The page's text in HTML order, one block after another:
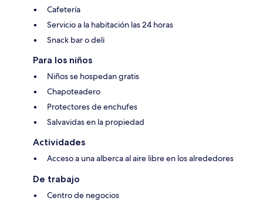
Cafetería
Servicio a la habitación las 24 horas
Snack bar o deli
Para los niños
Niños se hospedan gratis
Chapoteadero
Protectores de enchufes
Salvavidas en la propiedad
Actividades
Acceso a una alberca al aire libre en los alrededores
De trabajo
Centro de negocios